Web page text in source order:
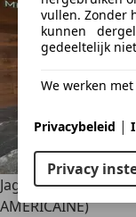
vullen. Zonder
kunnen
gedeeltelijk
We werken
Privacybeleid |
Privacy
Jaguar E-Type
AMERICAINE)